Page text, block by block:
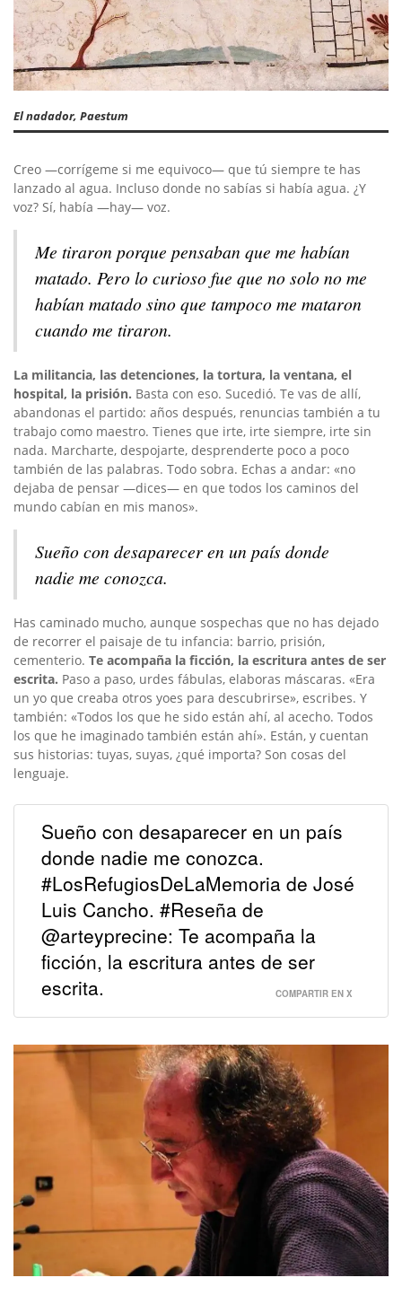
El nadador, Paestum
Creo —corrígeme si me equivoco— que tú siempre te has
lanzado al agua. Incluso donde no sabías si había agua. ¿Y
voz? Sí, había —hay— voz.
Me tiraron porque pensaban que me habían
matado. Pero lo curioso fue que no solo no me
habían matado sino que tampoco me mataron
cuando me tiraron.
La militancia, las detenciones, la tortura, la ventana, el
hospital, la prisión. Basta con eso. Sucedió. Te vas de allí,
abandonas el partido: años después, renuncias también a tu
trabajo como maestro. Tienes que irte, irte siempre, irte sin
nada. Marcharte, despojarte, desprenderte poco a poco
también de las palabras. Todo sobra. Echas a andar: «no
dejaba de pensar —dices— en que todos los caminos del
mundo cabían en mis manos».
Sueño con desaparecer en un país donde
nadie me conozca.
Has caminado mucho, aunque sospechas que no has dejado
de recorrer el paisaje de tu infancia: barrio, prisión,
cementerio. Te acompaña la ficción, la escritura antes de ser
escrita. Paso a paso, urdes fábulas, elaboras máscaras. «Era
un yo que creaba otros yoes para descubrirse», escribes. Y
también: «Todos los que he sido están ahí, al acecho. Todos
los que he imaginado también están ahí». Están, y cuentan
sus historias: tuyas, suyas, ¿qué importa? Son cosas del
lenguaje.
Sueño con desaparecer en un país
donde nadie me conozca.
#LosRefugiosDeLaMemoria de José
Luis Cancho. #Reseña de
@arteyprecine: Te acompaña la
ficción, la escritura antes de ser
escrita.
COMPARTIR EN X